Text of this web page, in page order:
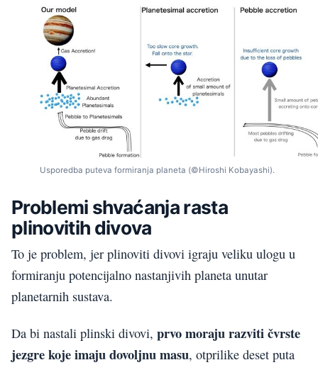
Usporedba puteva formiranja planeta (©Hiroshi Kobayashi).
Problemi shvaćanja rasta
plinovitih divova
To je problem, jer plinoviti divovi igraju veliku ulogu u
formiranju potencijalno nastanjivih planeta unutar
planetarnih sustava.
Da bi nastali plinski divovi, prvo moraju razviti čvrste
jezgre koje imaju dovoljnu masu, otprilike deset puta